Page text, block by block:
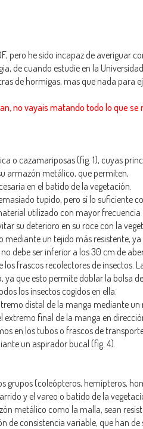
pero he sido incapaz de averiguar
de cuando estudie en la
de hormigas, mas que nada para
no vayais matando todo lo que se
o cazamariposas (fig. 1), cuyas
armazón metálico, que permiten,
en el batido de la vegetación.
tupido, pero sí lo suficiente
utilizado con mayor frecuencia
su deterioro en su roce con la
un tejido más resistente, ya
debe ser inferior a los 30 cm de
frascos recolectores de insectos.
ya que esto permite doblar la bolsa
los insectos cogidos en ella.
distal de la manga mediante un
final de la manga en
en los tubos o frascos de
un aspirador bucal (fig. 4).
grupos (coleópteros, hemípteros,
y el vareo o batido de la
metálico como la malla, sean
de consistencia variable, que han de